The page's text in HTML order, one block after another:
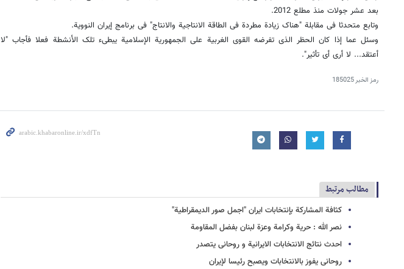
بعد عشر جولات منذ مطلع 2012.
وتابع متحدثا فی مقابلة "هناک زیادة مطردة فی الطاقة الانتاجیة والانتاج" فی برنامج إیران النوویة.
وسئل عما إذا کان الحظر الذی تفرضه القوى الغربیة على الجمهوریة الإسلامیة یبطیء تلک الأنشطة فعلا فأجاب "لا
أعتقد... لا أرى أی تأثیر".
رمز الخبر185025
مطالب مرتبط
کثافة المشارکة بإنتخابات ایران "اجمل صور الدیمقراطیة"
نصر الله : حریة وکرامة وعزة لبنان بفضل المقاومة
احدث نتائج الانتخابات الایرانیة و روحانی یتصدر
روحانی یفوز بالانتخابات ویصبح رئیسا لإیران